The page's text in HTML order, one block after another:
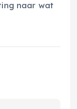
naar wat